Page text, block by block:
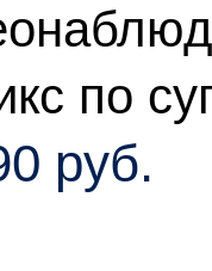
по
руб.